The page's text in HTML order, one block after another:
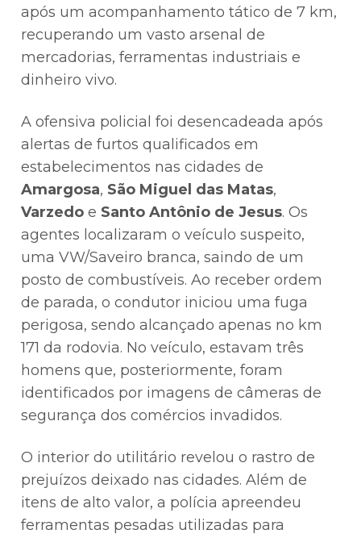
após um acompanhamento tático de 7 km,
recuperando um vasto arsenal de
mercadorias, ferramentas industriais e
dinheiro vivo.
A ofensiva policial foi desencadeada após
alertas de furtos qualificados em
estabelecimentos nas cidades de
Amargosa, São Miguel das Matas,
Varzedo e Santo Antônio de Jesus. Os
agentes localizaram o veículo suspeito,
uma VW/Saveiro branca, saindo de um
posto de combustíveis. Ao receber ordem
de parada, o condutor iniciou uma fuga
perigosa, sendo alcançado apenas no km
171 da rodovia. No veículo, estavam três
homens que, posteriormente, foram
identificados por imagens de câmeras de
segurança dos comércios invadidos.
O interior do utilitário revelou o rastro de
prejuízos deixado nas cidades. Além de
itens de alto valor, a polícia apreendeu
ferramentas pesadas utilizadas para